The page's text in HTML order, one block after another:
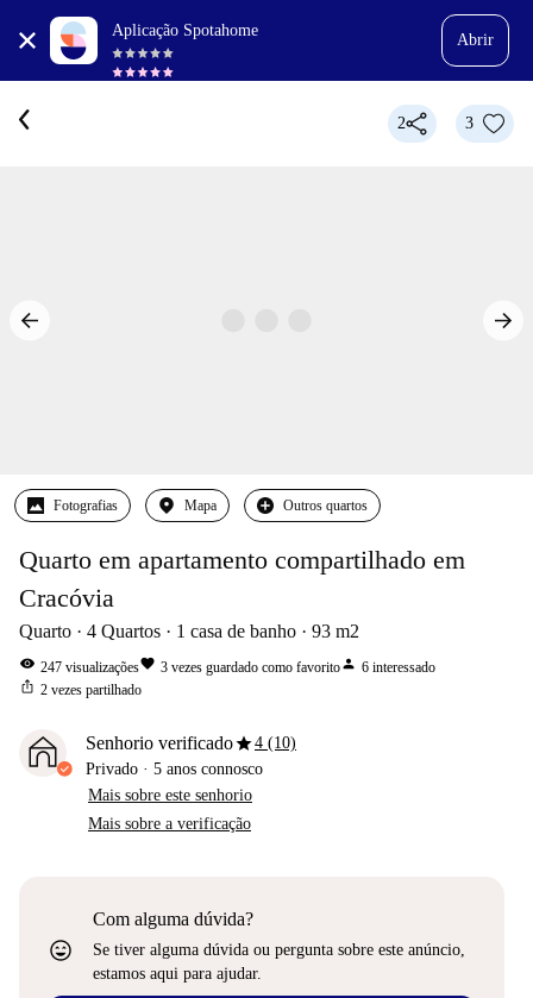
Aplicação Spotahome
Abrir
2 3
Fotografias Mapa Outros quartos
Quarto em apartamento compartilhado em
Cracóvia
Quarto 4 Quartos 1 casa de banho 93 m2
visibility 247 visualizaçõesfavorite 3 vezes guardado como favoritoperson 6 interessado
ios_share 2 vezes partilhado
Senhorio verificadostar4 (10)
Privado · 5 anos connosco
Mais sobre este senhorio
Mais sobre a verificação
sentiment_very_satisfied
Com alguma dúvida?
Se tiver alguma dúvida ou pergunta sobre este anúncio,
estamos aqui para ajudar.